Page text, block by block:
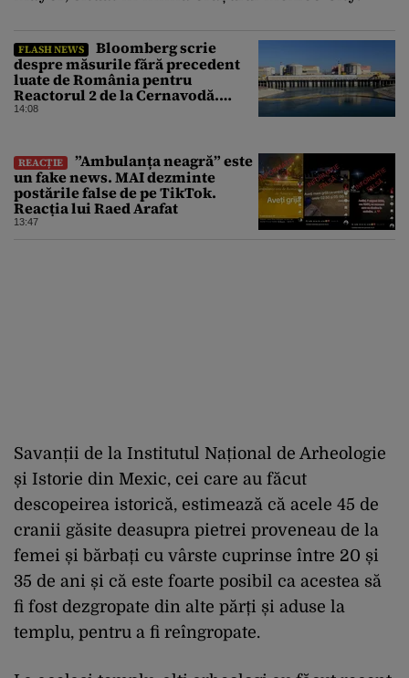
FLASH NEWS
Bloomberg scrie
despre măsurile fără precedent
luate de România pentru
Reactorul 2 de la Cernavodă.
Operațiunea a mai câștigat nouă
14:08
REACȚIE
”Ambulanța neagră” este
un fake news. MAI dezminte
postările false de pe TikTok.
Reacția lui Raed Arafat
13:47
Savanții de la Institutul Național de Arheologie
și Istorie din Mexic, cei care au făcut
descopeirea istorică, estimează că acele 45 de
cranii găsite deasupra pietrei proveneau de la
femei și bărbați cu vârste cuprinse între 20 și
35 de ani și că este foarte posibil ca acestea să
fi fost dezgropate din alte părți și aduse la
templu, pentru a fi reîngropate.